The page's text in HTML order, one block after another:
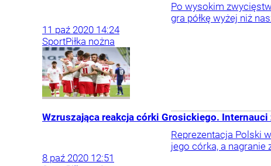
Po wysokim
gra półkę wyżej niż
11 paź 2020 14:24
SportPiłka nożna
Wzruszająca reakcja córki Grosickiego.
Reprezentacja Polski
jego córka, a
8 paź 2020 12:51